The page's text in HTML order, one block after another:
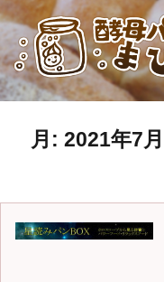
月:2021年7月